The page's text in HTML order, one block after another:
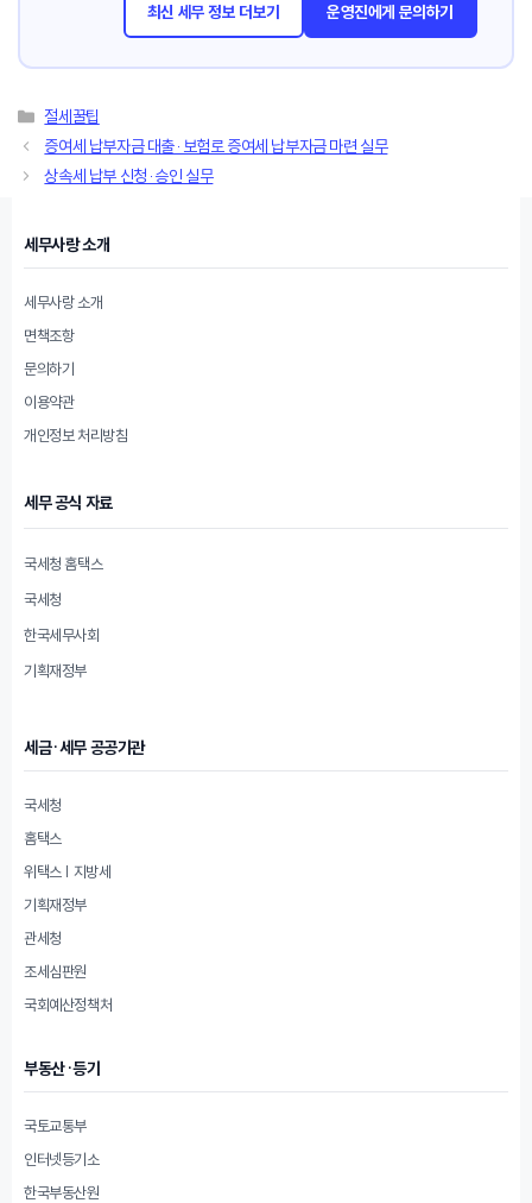
최신 세무 정보 더보기 운영진에게 문의하기
카
테
고
리
절세꿀팁
증여세 납부자금 대출·보험로 증여세 납부자금 마련 실무
상속세 납부 신청·승인 실무
세무사랑 소개
세무사랑 소개
면책조항
문의하기
이용약관
개인정보 처리방침
세무 공식 자료
국세청 홈택스
국세청
한국세무사회
기획재정부
세금·세무 공공기관
국세청
홈택스
위택스 | 지방세
기획재정부
관세청
조세심판원
국회예산정책처
부동산·등기
국토교통부
인터넷등기소
한국부동산원